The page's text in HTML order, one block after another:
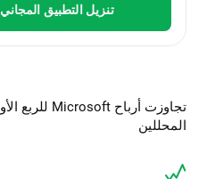
تنزيل التطبيق المجاني
المحللين